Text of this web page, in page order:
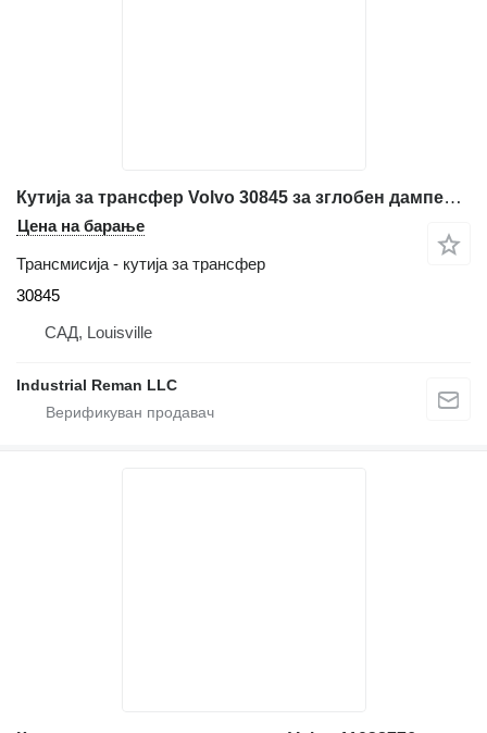
Кутија за трансфер Volvo 30845 за зглобен дампер Volvo A30
Цена на барање
Трансмисија - кутија за трансфер
30845
САД, Louisville
Industrial Reman LLC